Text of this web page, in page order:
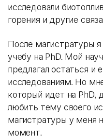
исследовали
горения и другие
После магистратуры
учебу на PhD. Мой
предлагал остаться и
исследованиям. Но
который идет на
любить тему своего
магистратуры у меня
момент.